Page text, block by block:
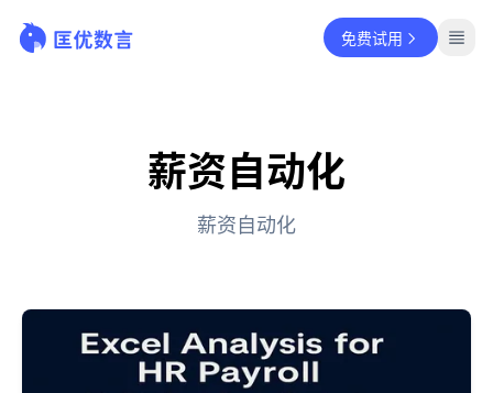
免费试用
薪资自动化
薪资自动化